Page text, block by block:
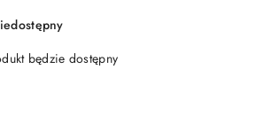
będzie dostępny